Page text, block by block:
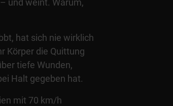
hat sich nie wirklich
Körper die Quittung
tiefe Wunden,
Halt gegeben hat.
mit 70 km/h